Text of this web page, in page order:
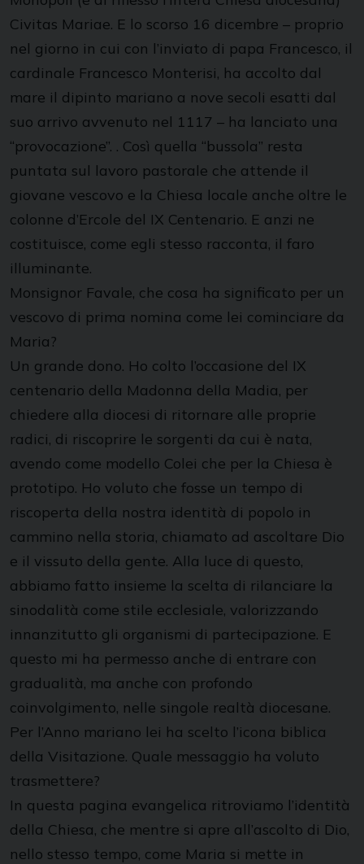
Civitas Mariae. E lo scorso 16 dicembre – proprio
nel giorno in cui con l’inviato di papa Francesco, il
cardinale Francesco Monterisi, ha accolto dal
mare il dipinto mariano a nove secoli esatti dal
suo arrivo avvenuto nel 1117 – ha lanciato una
“provocazione”. . Così quella “bussola” resta
puntata sul lavoro pastorale che attende il
giovane vescovo e la Chiesa locale anche oltre le
colonne d’Ercole del IX Centenario. E anzi ne
costituisce, come egli stesso racconta, il faro
illuminante.
Monsignor Favale, che cosa ha significato per un
vescovo di prima nomina come lei cominciare da
Maria?
Un grande dono. Ho colto l’occasione del IX
centenario della Madonna della Madia, per
chiedere alla diocesi di ritornare alle proprie
radici, di riscoprire le sorgenti da cui è nata,
avendo come modello Colei che per la Chiesa è
prototipo. Ho voluto che fosse un tempo di
riscoperta della nostra identità di popolo in
cammino nella storia, chiamato ad ascoltare Dio
e il vissuto della gente. Alla luce di questo,
abbiamo fatto insieme la scelta di rilanciare la
sinodalità come stile ecclesiale, valorizzando
innanzitutto gli organismi di partecipazione. E
questo mi ha permesso anche di entrare con
gradualità, ma anche con profondo
coinvolgimento, nelle singole realtà diocesane.
Per l’Anno mariano lei ha scelto l’icona biblica
della Visitazione. Quale messaggio ha voluto
trasmettere?
In questa pagina evangelica ritroviamo l’identità
della Chiesa, che mentre si apre all’ascolto di Dio,
nello stesso tempo, come Maria si mette in